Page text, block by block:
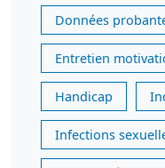
Données
Entretien
Handicap
Infections